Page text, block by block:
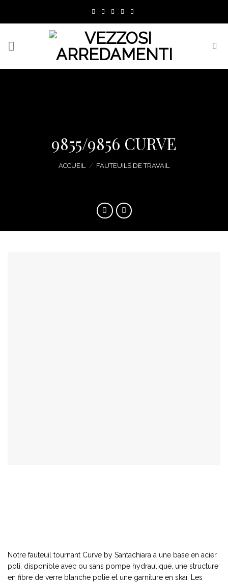
9855/9856 CURVE
ACCUEIL / FAUTEUILS DE TRAVAIL
Notre fauteuil tournant Curve by Santachiara a une base en acier
poli, disponible avec ou sans pompe hydraulique, une structure
en fibre de verre blanche polie et une garniture en skaï. Les